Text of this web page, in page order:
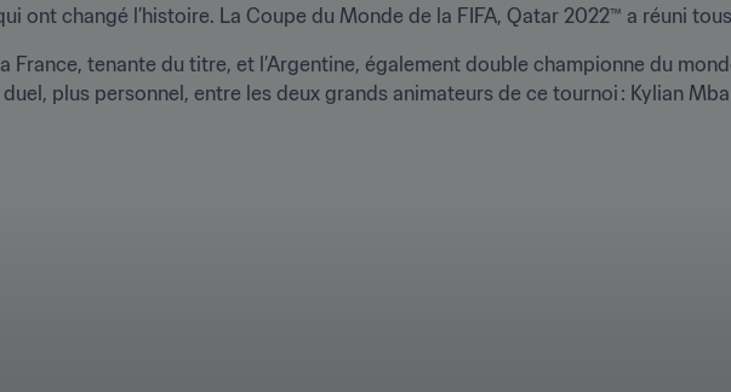
ont changé l’histoire. La Coupe du Monde de la FIFA, Qatar 2022™ a réuni
France, tenante du titre, et l’Argentine, également double championne du
plus personnel, entre les deux grands animateurs de ce tournoi : Kylian